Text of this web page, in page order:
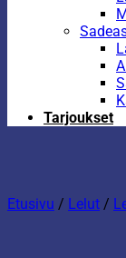
Tarjoukset
Etusivu / Lelut /